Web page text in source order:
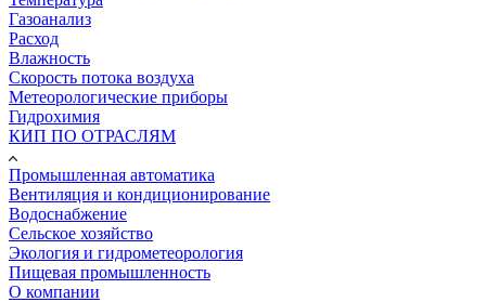
Газоанализ
Расход
Влажность
Скорость потока воздуха
Метеорологические приборы
Гидрохимия
КИП ПО ОТРАСЛЯМ
Промышленная автоматика
Вентиляция и кондиционирование
Водоснабжение
Сельское хозяйство
Экология и гидрометеорология
Пищевая промышленность
О компании